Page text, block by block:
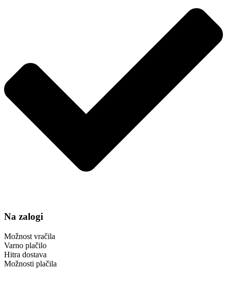
Na zalogi
Možnost vračila
Varno plačilo
Hitra dostava
Možnosti plačila